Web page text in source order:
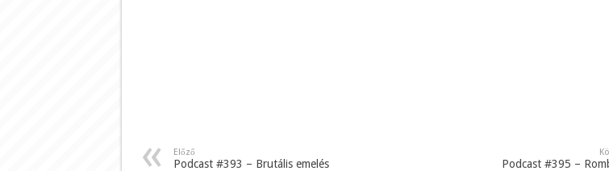
Előző
Podcast #393 – Brutális emelés
Podcast #395 –